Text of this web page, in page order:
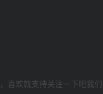
喜欢就支持关注一下吧我